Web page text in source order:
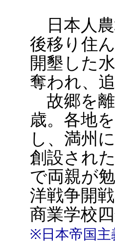
日本人農
後移り住
開墾した
奪われ、
故郷を離
歳。各地
し、満州
創設され
で両親が
洋戦争開
商業学校
※日本帝国主